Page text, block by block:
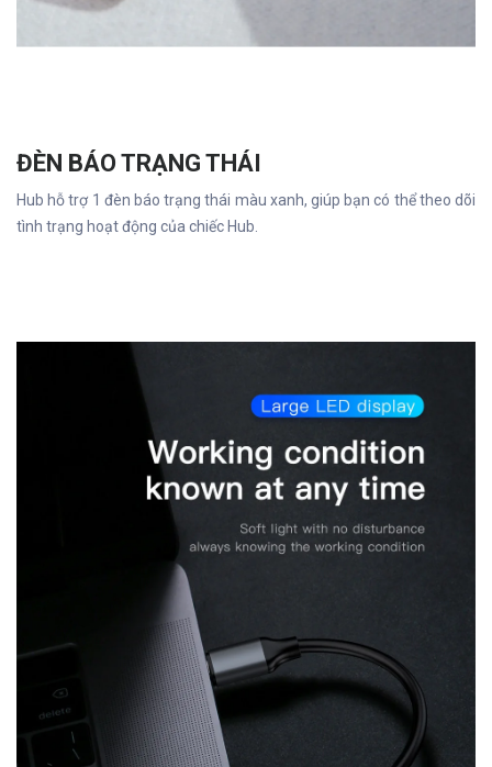
ĐÈN BÁO TRẠNG THÁI
Hub hỗ trợ 1 đèn báo trạng thái màu xanh, giúp bạn có thể theo dõi
tình trạng hoạt động của chiếc Hub.